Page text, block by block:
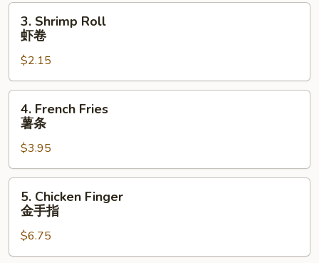
烧
Shrimp
Roll
卷
3. Shrimp Roll
虾卷
$2.15
French
Fries
条
4. French Fries
薯条
$3.95
Chicken
Finger
手
5. Chicken Finger
金手指
$6.75